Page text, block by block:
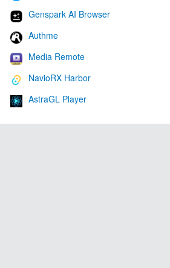
Genspark AI Browser
Authme
Media Remote
NavioRX Harbor
AstraGL Player